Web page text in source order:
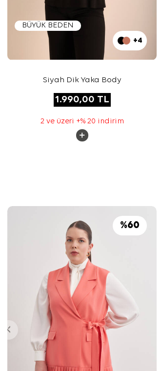
BÜYÜK BEDEN
+4
Siyah Dik Yaka Body
1.990,00 TL
2 ve üzeri +% 20 indirim
%60